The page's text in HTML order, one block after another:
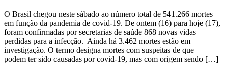
O Brasil chegou neste sábado ao número total de 541.266 mortes
em função da pandemia de covid-19. De ontem (16) para hoje (17),
foram confirmadas por secretarias de saúde 868 novas vidas
perdidas para a infecção. Ainda há 3.462 mortes estão em
investigação. O termo designa mortes com suspeitas de que
podem ter sido causadas por covid-19, mas com origem sendo […]